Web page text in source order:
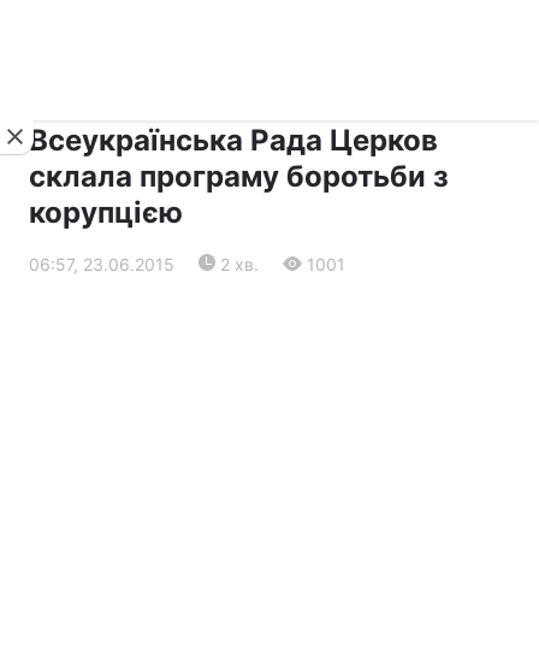
Всеукраїнська Рада Церков
склала програму боротьби з
корупцією
06:57, 23.06.2015 2 хв. 1001